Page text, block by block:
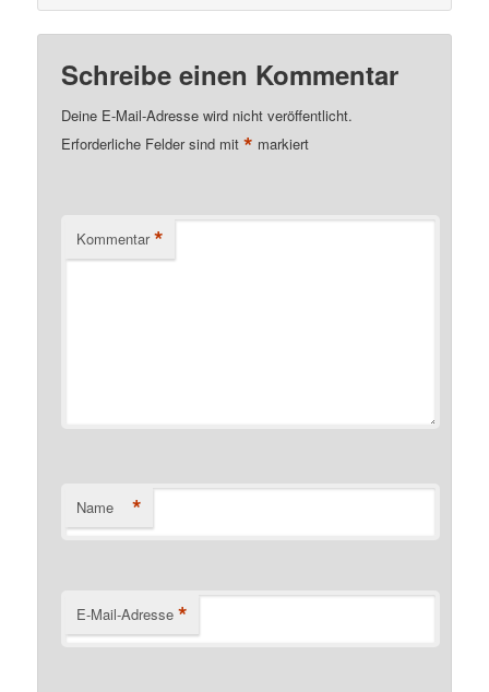
Schreibe einen Kommentar
Deine E-Mail-Adresse wird nicht veröffentlicht.
Erforderliche Felder sind mit* markiert
Kommentar *
Name *
E-Mail-Adresse *